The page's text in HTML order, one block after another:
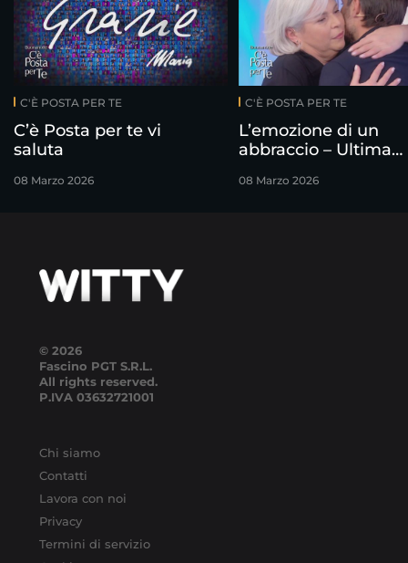
C'È POSTA PER TE
C’è Posta per te vi
saluta
08 Marzo 2026
C'È POSTA PER TE
L’emozione di un
abbraccio – Ultima
08 Marzo 2026
© 2026
Fascino PGT S.R.L.
All rights reserved.
P.IVA 03632721001
Chi siamo
Contatti
Lavora con noi
Privacy
Termini di servizio